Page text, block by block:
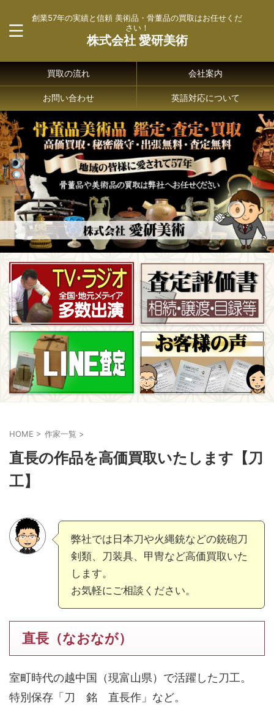
創業57年の実績と信頼 美術品・骨董品の買取はお任せくだ
さい！
株式会社 愛研美術
買取の流れ 会社案内
お問い合わせ 英語対応について
HOME > 作家一覧 >
直長の作品を高価買取いたします【刀
工】
弊社では日本刀や火縄銃などの銃砲刀
剣類、刀装具、甲冑など高価買取いた
します。
お気軽にご相談ください。
直長（なおなが）
室町時代の越中国（現富山県）で活躍した刀工。
特別保存「刀 銘 直長作」など。